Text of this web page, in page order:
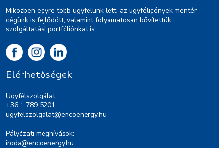
Miközben egyre több ügyfelünk lett, az ügyféligények mentén
cégünk is fejlődött, valamint folyamatosan bővítettük
szolgáltatási portfóliónkat is.
Elérhetőségek
Ügyfélszolgálat:
+36 1 789 5201
ugyfelszolgalat@encoenergy.hu
Pályázati meghívások:
iroda@encoenergy.hu